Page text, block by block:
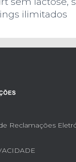
ilimitados
Reclamações